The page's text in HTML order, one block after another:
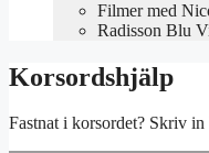
Filmer med
Radisson Blu
Korsordshjälp
Fastnat i korsordet? Skriv in